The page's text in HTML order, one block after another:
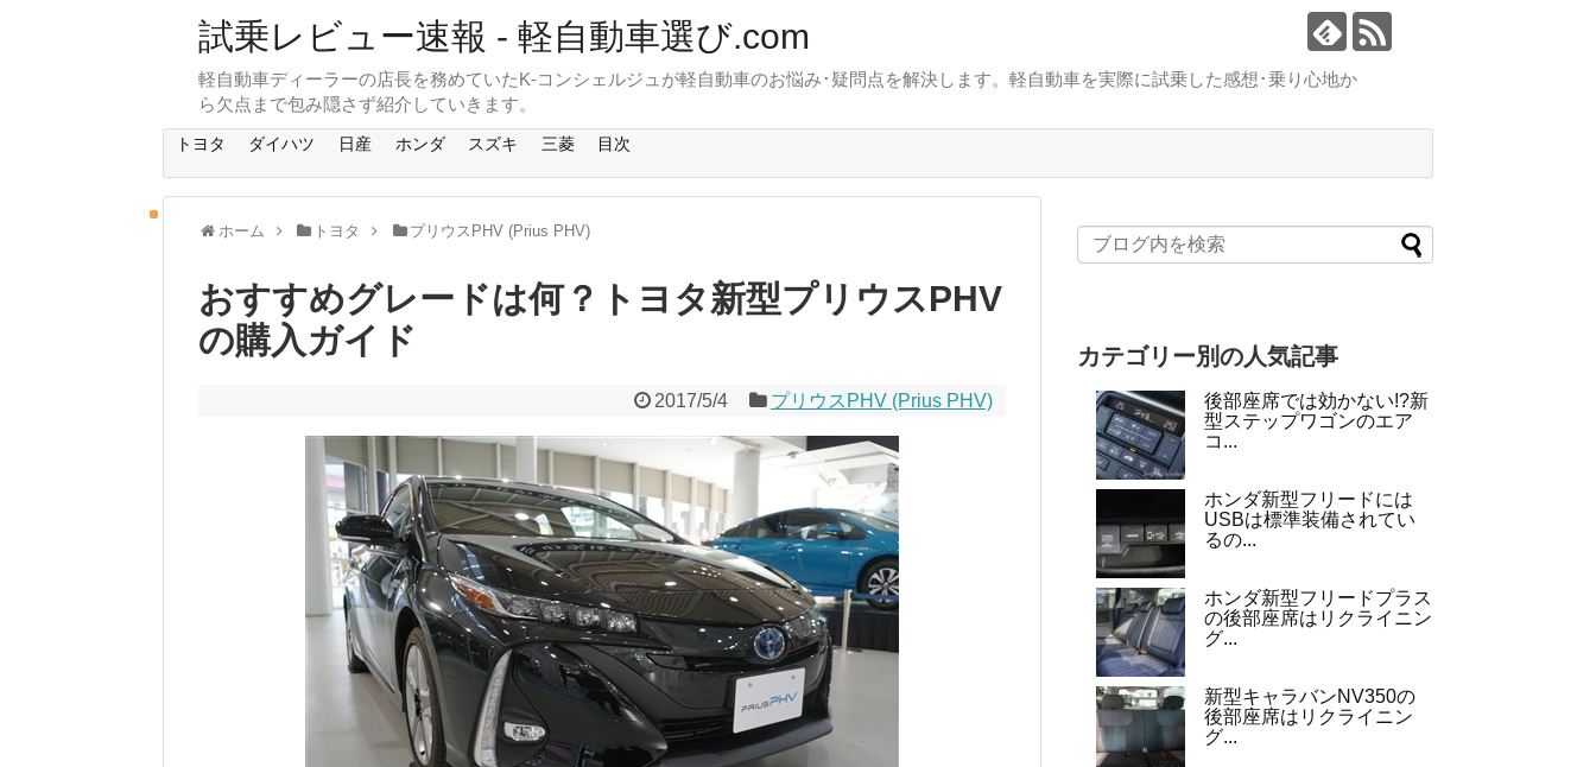
試乗レビュー速報 - 軽自動車選び.com
軽自動車ディーラーの店長を務めていたK-コンシェルジュが軽自動車のお悩み･疑問点を解決します。軽自動車を実際に試乗した感想･乗り心地か
ら欠点まで包み隠さず紹介していきます。
トヨタ ダイハツ 日産 ホンダ スズキ 三菱 目次
ホーム トヨタ プリウスPHV (Prius PHV)
おすすめグレードは何？トヨタ新型プリウスPHV
の購入ガイド
2017/5/4 プリウスPHV (Prius PHV)
カテゴリー別の人気記事
後部座席では効かない!?新
型ステップワゴンのエア
コ...
ホンダ新型フリードには
USBは標準装備されてい
るの...
ホンダ新型フリードプラス
の後部座席はリクライニン
グ...
新型キャラバンNV350の
後部座席はリクライニン
グ...